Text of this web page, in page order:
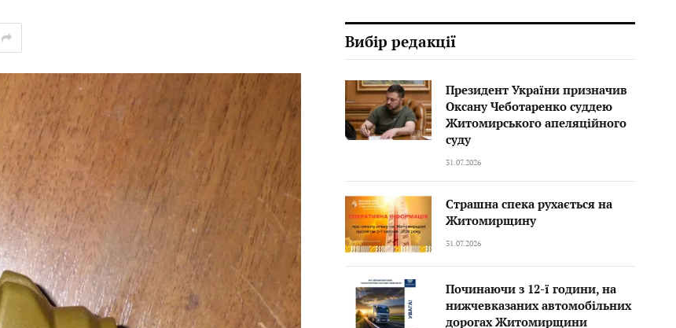
Вибір редакції
Президент України призначив
Оксану Чеботаренко суддею
Житомирського апеляційного
суду
31.07.2026
Страшна спека рухається на
Житомирщину
31.07.2026
Починаючи з 12-ї години, на
нижчевказаних автомобільних
дорогах Житомирщини